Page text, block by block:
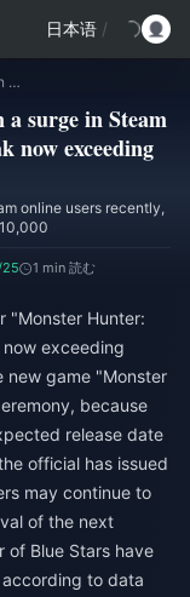
日本语 /
"Monster Hunter: World" has seen a surge in Steam online users recently, with the peak now exceeding 110,000
surge in Steam
now exceeding
online users recently,
1 min 読む
"Monster Hunter:
exceeding
new game "Monster
because
release date
official has issued
may continue to
of the next
of Blue Stars have
to data